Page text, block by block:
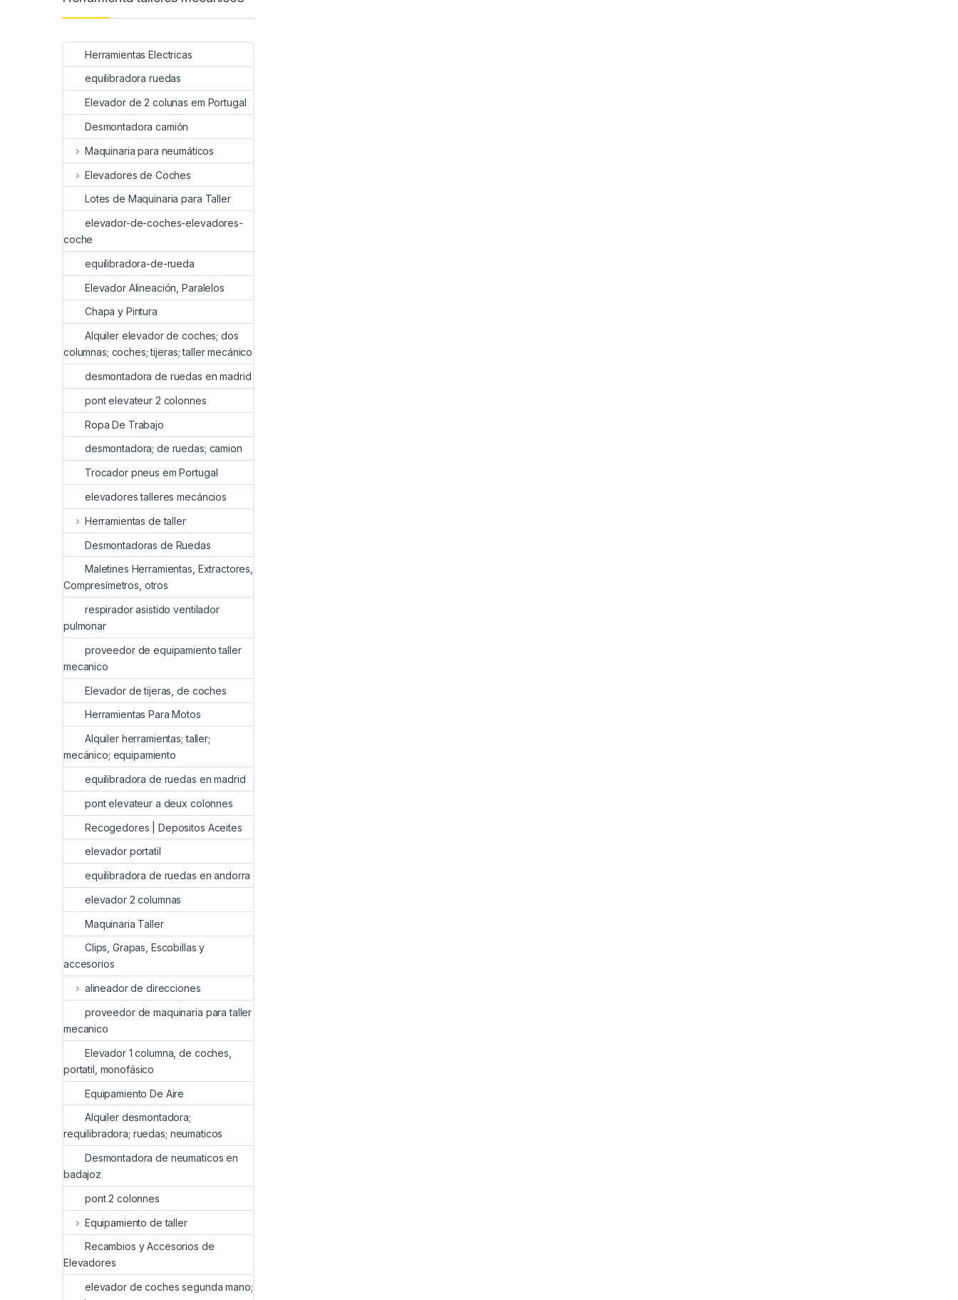
Herramientas Electricas
equilibradora ruedas
Elevador de 2 colunas em Portugal
Desmontadora camión
Maquinaria para neumáticos
Elevadores de Coches
Lotes de Maquinaria para Taller
elevador-de-coches-elevadores-
coche
equilibradora-de-rueda
Elevador Alineación, Paralelos
Chapa y Pintura
Alquiler elevador de coches; dos
columnas; coches; tijeras; taller mecánico
desmontadora de ruedas en madrid
pont elevateur 2 colonnes
Ropa De Trabajo
desmontadora; de ruedas; camion
Trocador pneus em Portugal
elevadores talleres mecáncios
Herramientas de taller
Desmontadoras de Ruedas
Maletines Herramientas, Extractores,
Compresímetros, otros
respirador asistido ventilador
pulmonar
proveedor de equipamiento taller
mecanico
Elevador de tijeras, de coches
Herramientas Para Motos
Alquiler herramientas; taller;
mecánico; equipamiento
equilibradora de ruedas en madrid
pont elevateur a deux colonnes
Recogedores | Depositos Aceites
elevador portatil
equilibradora de ruedas en andorra
elevador 2 columnas
Maquinaria Taller
Clips, Grapas, Escobillas y
accesorios
alineador de direcciones
proveedor de maquinaria para taller
mecanico
Elevador 1 columna, de coches,
portatil, monofásico
Equipamiento De Aire
Alquiler desmontadora;
requilibradora; ruedas; neumaticos
Desmontadora de neumaticos en
badajoz
pont 2 colonnes
Equipamiento de taller
Recambios y Accesorios de
Elevadores
elevador de coches segunda mano;